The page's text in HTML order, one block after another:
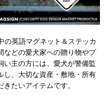
英語マグネット＆ステッカ
などの愛犬家への贈り物やプ
い主の方には、愛犬が警備監
し、大切な資産・敷地・所有
たいアイテムです。